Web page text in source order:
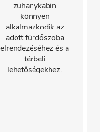
zuhanykabin
könnyen
alkalmazkodik az
adott fürdőszoba
elrendezéséhez és a
térbeli
lehetőségekhez.